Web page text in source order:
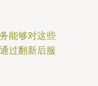
能够对这些
过翻新后服